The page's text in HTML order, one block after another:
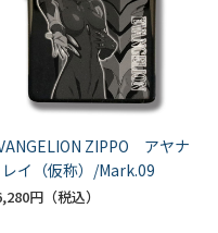
ZIPPO アヤナ
レイ（仮称）/Mark.09
円